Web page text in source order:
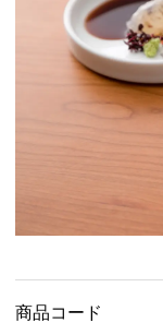
商品コード